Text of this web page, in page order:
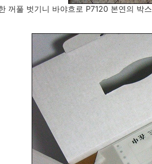
꺼풀 벗기니 바야흐로 P7120 본연의 박